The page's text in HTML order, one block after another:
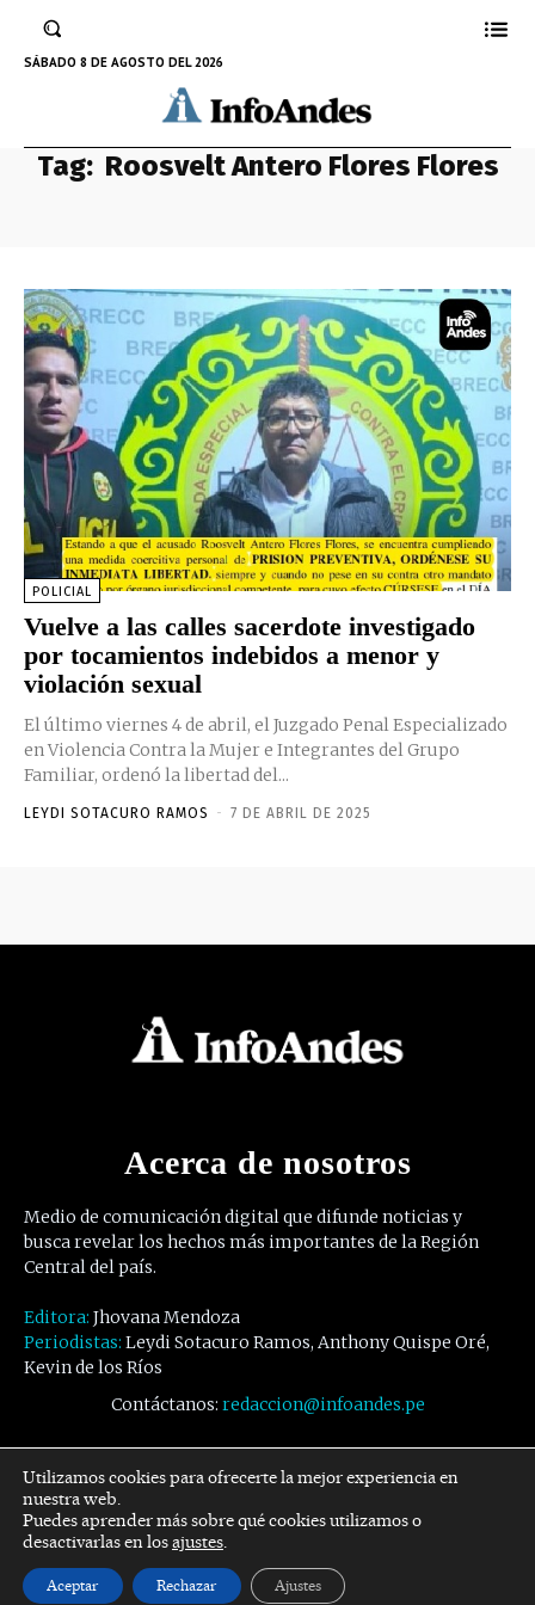
SÁBADO 8 DE AGOSTO DEL 2026
Tag: Roosvelt Antero Flores Flores
POLICIAL
Vuelve a las calles sacerdote investigado
por tocamientos indebidos a menor y
violación sexual
El último viernes 4 de abril, el Juzgado Penal Especializado
en Violencia Contra la Mujer e Integrantes del Grupo
Familiar, ordenó la libertad del...
LEYDI SOTACURO RAMOS - 7 DE ABRIL DE 2025
Acerca de nosotros
Medio de comunicación digital que difunde noticias y
busca revelar los hechos más importantes de la Región
Central del país.
Editora: Jhovana Mendoza
Periodistas: Leydi Sotacuro Ramos, Anthony Quispe Oré,
Kevin de los Ríos
Contáctanos: redaccion@infoandes.pe
Síguenos
Facebook Twitter Youtube
Utilizamos cookies para ofrecerte la mejor experiencia en
nuestra web.
Puedes aprender más sobre qué cookies utilizamos o
desactivarlas en losajustes.
Aceptar Rechazar Ajustes